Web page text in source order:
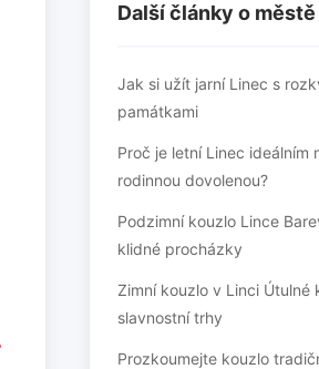
Další články o
Jak si užít jarní Linec s
památkami
Proč je letní Linec ideálním
rodinnou dovolenou?
Podzimní kouzlo Lince
klidné procházky
Zimní kouzlo v Linci Útulné
slavnostní trhy
Prozkoumejte kouzlo